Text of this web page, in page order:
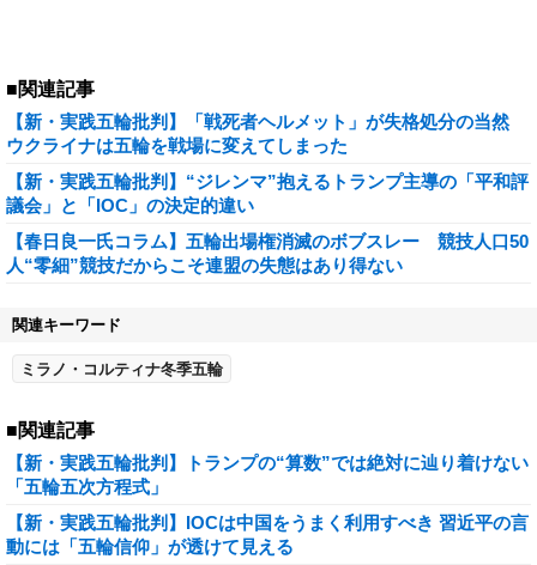
■関連記事
【新・実践五輪批判】「戦死者ヘルメット」が失格処分の当然
ウクライナは五輪を戦場に変えてしまった
【新・実践五輪批判】“ジレンマ”抱えるトランプ主導の「平和評
議会」と「IOC」の決定的違い
【春日良一氏コラム】五輪出場権消滅のボブスレー 競技人口50
人“零細”競技だからこそ連盟の失態はあり得ない
関連キーワード
ミラノ・コルティナ冬季五輪
■関連記事
【新・実践五輪批判】トランプの“算数”では絶対に辿り着けない
「五輪五次方程式」
【新・実践五輪批判】IOCは中国をうまく利用すべき 習近平の言
動には「五輪信仰」が透けて見える